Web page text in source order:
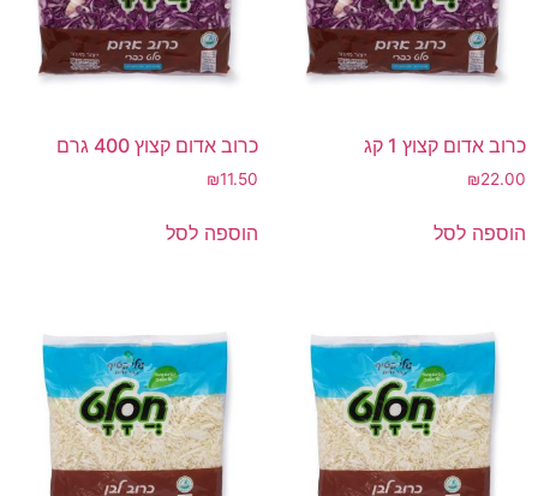
כרוב אדום קצוץ 1 קג
₪22.00
הוספה לסל
כרוב אדום קצוץ 400 גרם
₪11.50
הוספה לסל